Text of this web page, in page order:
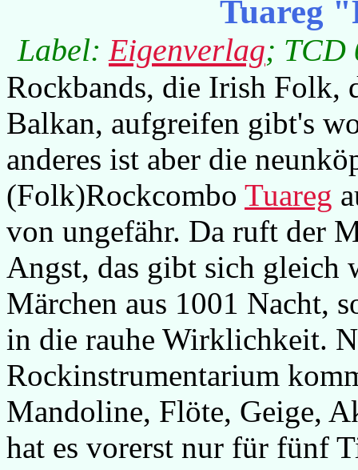
Tuareg
Label: Eigenverlag; TCD
Rockbands, die Irish Folk,
Balkan, aufgreifen gibt's
anderes ist aber die
(Folk)Rockcombo Tuareg
von ungefähr. Da ruft der
Angst, das gibt sich gleich
Märchen aus 1001 Nacht,
in die rauhe Wirklichkeit.
Rockinstrumentarium
Mandoline, Flöte, Geige,
hat es vorerst nur für fünf